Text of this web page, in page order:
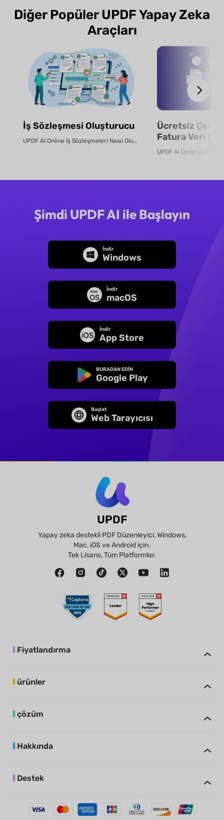
Diğer Popüler UPDF Yapay Zeka
Araçları
İş Sözleşmesi Oluşturucu
UPDF AI Online İş Sözleşmeleri Nasıl Oluşturulur? UPDF AI ile dakikalar içinde ...
Ücretsiz
Fatura Veri
Şimdi UPDF AI ile Başlayın
İndir
Windows
İndir
macOS
İndir
App Store
BURADAN EDİN
Google Play
Başlat
Web Tarayıcısı
UPDF
Yapay zeka destekli PDF Düzenleyici, Windows,
Mac, iOS ve Android için.
Tek Lisans, Tüm Platformlar.
Fiyatlandırma
ürünler
çözüm
Hakkında
Destek